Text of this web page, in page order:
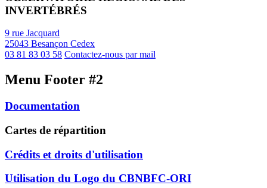
INVERTÉBRÉS
9 rue Jacquard
25043 Besançon Cedex
03 81 83 03 58 Contactez-nous par mail
Menu Footer #2
Documentation
Cartes de répartition
Crédits et droits d'utilisation
Utilisation du Logo du CBNBFC-ORI